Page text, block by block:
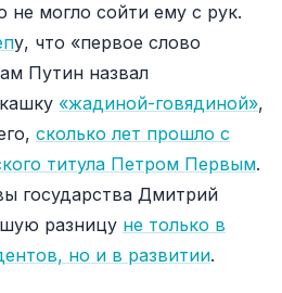
не могло сойти ему с рук.
у, что «первое слово
Путин назвал
«жадиной-говядиной»,
сколько лет прошло с
титула Петром Первым.
государства Дмитрий
разницу не только в
но и в развитии.